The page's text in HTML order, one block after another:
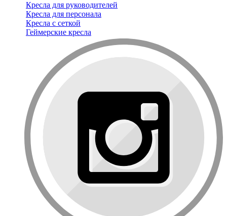
Кресла для руководителей
Кресла для персонала
Кресла с сеткой
Геймерские кресла